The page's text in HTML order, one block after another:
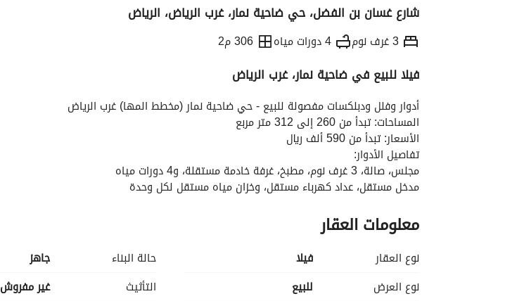
شارع غسان بن الفضل، حي ضاحية نمار، غرب الرياض، الرياض
3 غرف نوم 4 دورات مياه 306 م2
التفاصيل
فيلا للبيع في ضاحية نمار، غرب الرياض
أدوار وفلل ودبلكسات مفصولة للبيع - حي ضاحية نمار (مخطط المها) غرب الرياض
المساحات: تبدأ من 260 إلى 312 متر مربع
الأسعار: تبدأ من 590 ألف ريال
تفاصيل الأدوار:
مجلس، صالة، 3 غرف نوم، مطبخ، غرفة خادمة مستقلة، و4 دورات مياه
مدخل مستقل، عداد كهرباء مستقل، وخزان مياه مستقل لكل وحدة
بناء تحت إشراف هندسي لكافة المراحل (عظم وتشطيب) وتوفر توثيق كامل لمراحل البناء
تأمين شامل ضد العيوب الخفية من شركة "التعاونية" ووجود كافة الضمانات
الموقع قريب من طريق الدائري الجديد وطريق ديراب، وبالقرب من المدارس والخدمات
معلومات العقار
نوع العقار
فیلا
نوع العرض
للبيع
حالة البناء
جاهز
التأثيث
غير مفروش